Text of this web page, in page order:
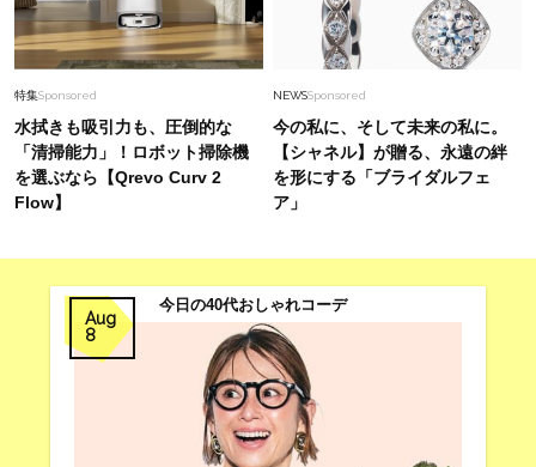
特集Sponsored
水拭きも吸引力も、圧倒的な
「清掃能力」！ロボット掃除機
を選ぶなら【Qrevo Curv 2
Flow】
NEWSSponsored
今の私に、そして未来の私に。
【シャネル】が贈る、永遠の絆
を形にする「ブライダルフェ
ア」
Aug
8
今日の40代おしゃれコーデ